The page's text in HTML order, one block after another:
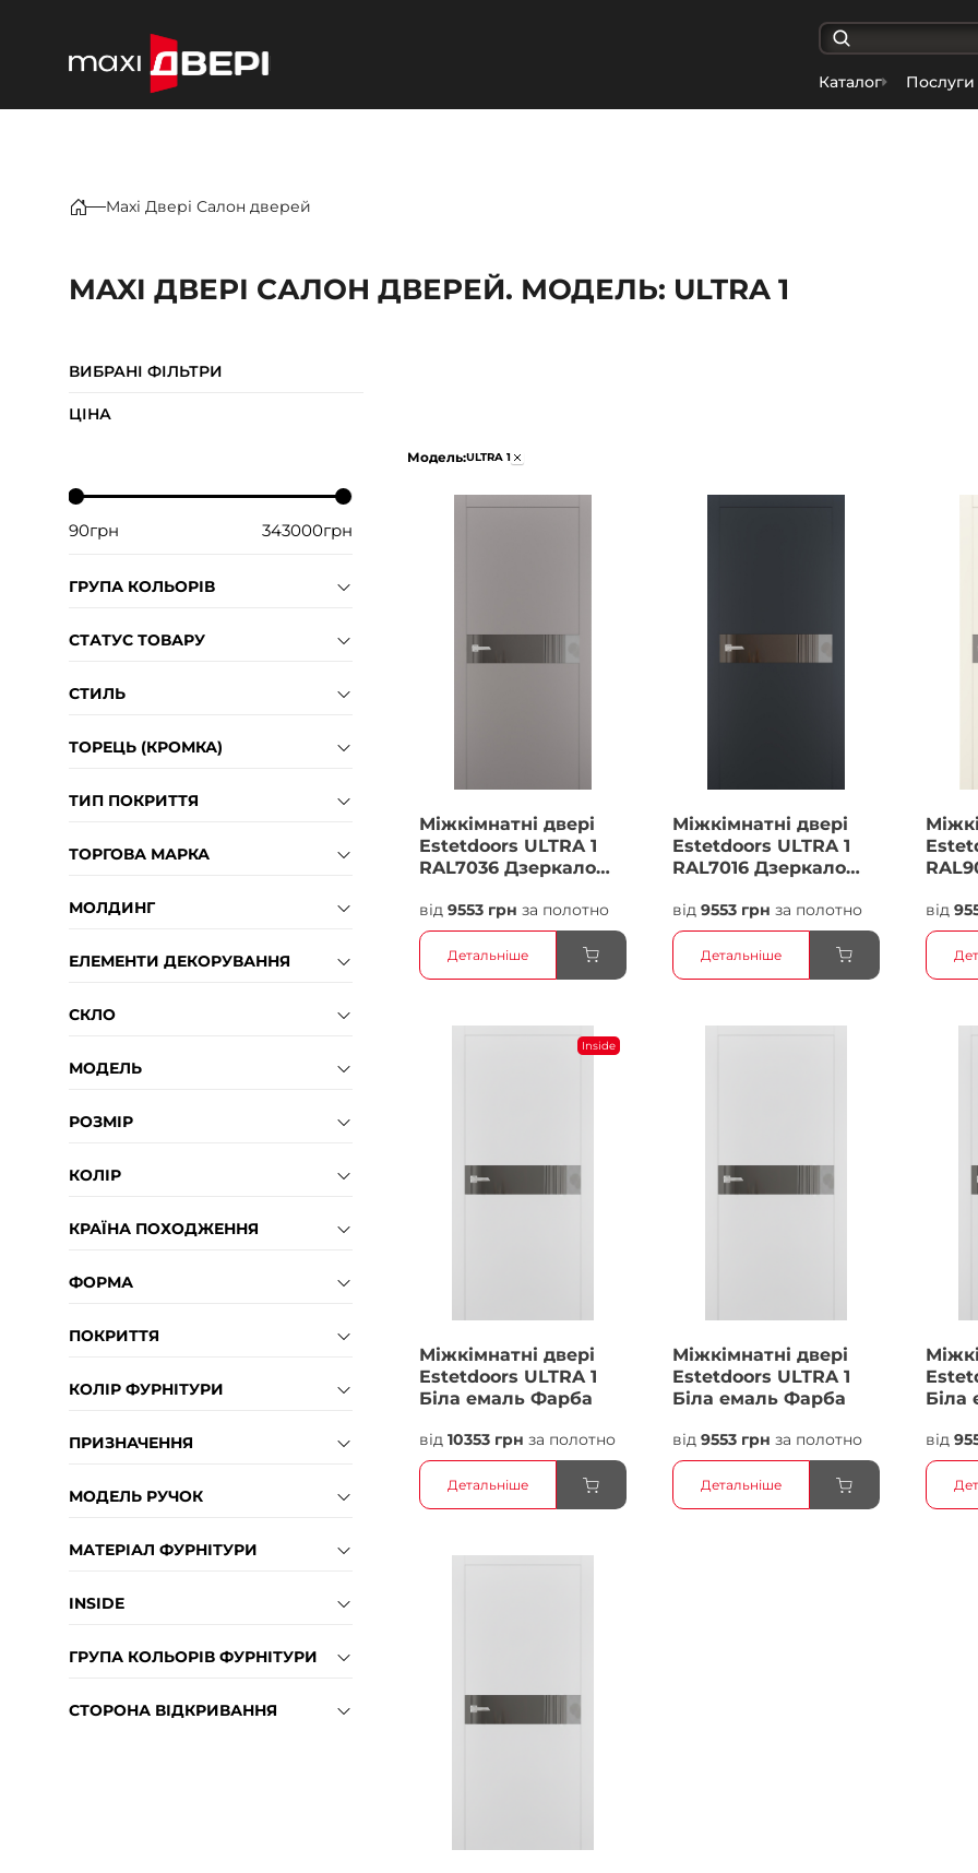
Каталог Послуги
Maxi Двері Салон дверей
MAXI ДВЕРІ САЛОН ДВЕРЕЙ. МОДЕЛЬ: ULTRA 1
ВИБРАНІ ФІЛЬТРИ
ЦІНА
90грн 343000грн
ГРУПА КОЛЬОРІВ
СТАТУС ТОВАРУ
СТИЛЬ
ТОРЕЦЬ (КРОМКА)
ТИП ПОКРИТТЯ
ТОРГОВА МАРКА
МОЛДИНГ
ЕЛЕМЕНТИ ДЕКОРУВАННЯ
СКЛО
МОДЕЛЬ
РОЗМІР
КОЛІР
КРАЇНА ПОХОДЖЕННЯ
ФОРМА
ПОКРИТТЯ
КОЛІР ФУРНІТУРИ
ПРИЗНАЧЕННЯ
МОДЕЛЬ РУЧОК
МАТЕРІАЛ ФУРНІТУРИ
INSIDE
ГРУПА КОЛЬОРІВ ФУРНІТУРИ
СТОРОНА ВІДКРИВАННЯ
Модель:ULTRA 1
Міжкімнатні двері
Estetdoors ULTRA 1
RAL7036 Дзеркало
від 9553 грн за полотно
Детальніше
Міжкімнатні двері
Estetdoors ULTRA 1
RAL7016 Дзеркало
від 9553 грн за полотно
Детальніше
від
Inside
Міжкімнатні двері
Estetdoors ULTRA 1
Біла емаль Фарба
від 10353 грн за полотно
Детальніше
Міжкімнатні двері
Estetdoors ULTRA 1
Біла емаль Фарба
від 9553 грн за полотно
Детальніше
Біла
від